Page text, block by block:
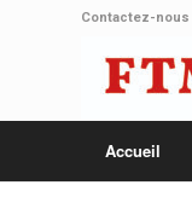
Contactez-nous
Accueil